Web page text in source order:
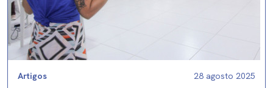
Artigos 28 agosto 2025